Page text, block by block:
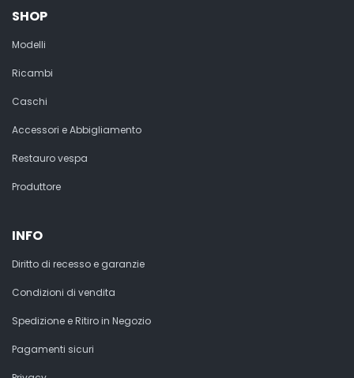
SHOP
Modelli
Ricambi
Caschi
Accessori e Abbigliamento
Restauro vespa
Produttore
INFO
Diritto di recesso e garanzie
Condizioni di vendita
Spedizione e Ritiro in Negozio
Pagamenti sicuri